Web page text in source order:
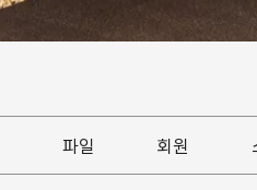
파일 회원